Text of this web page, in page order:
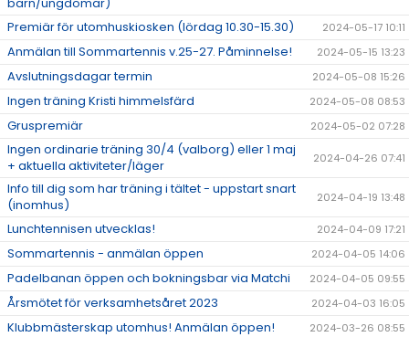
Premiär för utomhuskiosken (lördag 10.30-15.30) 2024-05-17 10:11
Anmälan till Sommartennis v.25-27. Påminnelse! 2024-05-15 13:23
Avslutningsdagar termin 2024-05-08 15:26
Ingen träning Kristi himmelsfärd 2024-05-08 08:53
Gruspremiär 2024-05-02 07:28
Ingen ordinarie träning 30/4 (valborg) eller 1 maj
+ aktuella aktiviteter/läger
2024-04-26 07:41
Info till dig som har träning i tältet - uppstart snart
(inomhus)
2024-04-19 13:48
Lunchtennisen utvecklas! 2024-04-09 17:21
Sommartennis - anmälan öppen 2024-04-05 14:06
Padelbanan öppen och bokningsbar via Matchi 2024-04-05 09:55
Årsmötet för verksamhetsåret 2023 2024-04-03 16:05
Klubbmästerskap utomhus! Anmälan öppen! 2024-03-26 08:55